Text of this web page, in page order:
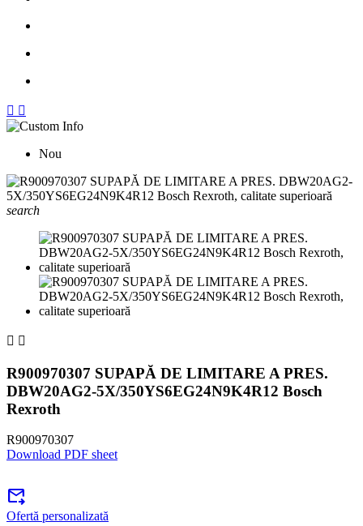
 
Nou
search
 
R900970307 SUPAPĂ DE LIMITARE A PRES.
DBW20AG2-5X/350YS6EG24N9K4R12 Bosch
Rexroth
R900970307
Download PDF sheet
forward_to_inbox
Ofertă personalizată